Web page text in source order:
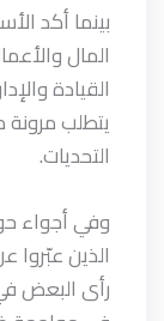
بينما أكد
المال
القيادة
يتطلب
التحديات.
وفي أجواء
الذين عبّروا
رأى البعض